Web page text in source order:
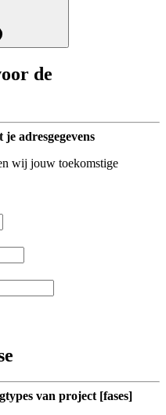
de
adresgegevens
wij jouw toekomstige
van project [fases]